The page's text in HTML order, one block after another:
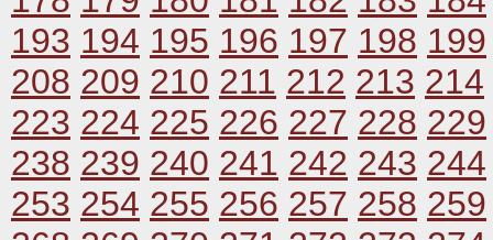
193 194 195 196 197 198 199
208 209 210 211 212 213 214
223 224 225 226 227 228 229
238 239 240 241 242 243 244
253 254 255 256 257 258 259